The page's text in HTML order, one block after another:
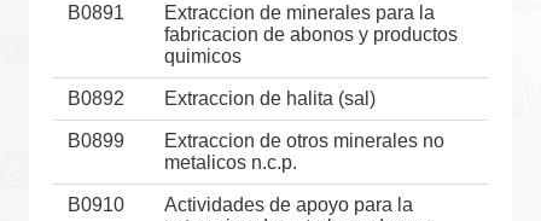
B0891
Extraccion de minerales para la
fabricacion de abonos y productos
quimicos
B0892 Extraccion de halita (sal)
B0899
Extraccion de otros minerales no
metalicos n.c.p.
B0910
Actividades de apoyo para la